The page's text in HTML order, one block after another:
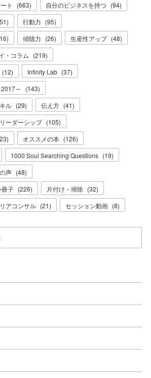
ト
(663) 自分のビジネスを持つ (94)
51) 行動力 (95)
16) 傾聴力 (26) 生産性アップ (48)
・コラム (219)
(12) Infinity Lab (37)
～
(143)
ル (29) 伝え方 (41)
ーダーシップ (105)
23) オススメの本 (126)
1000 Soul Searching Questions (19)
声 (48)
冊子 (226) 片付け・掃除 (32)
アコンサル (21) セッション動画 (8)